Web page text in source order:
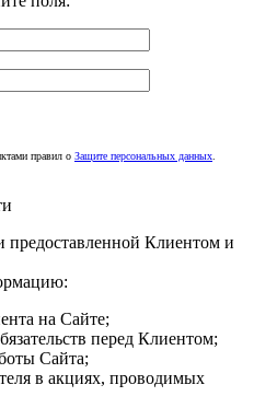
правил о Защите персональных данных
Клиентом и
на Сайте;
перед Клиентом;
Сайта;
в акциях, проводимых